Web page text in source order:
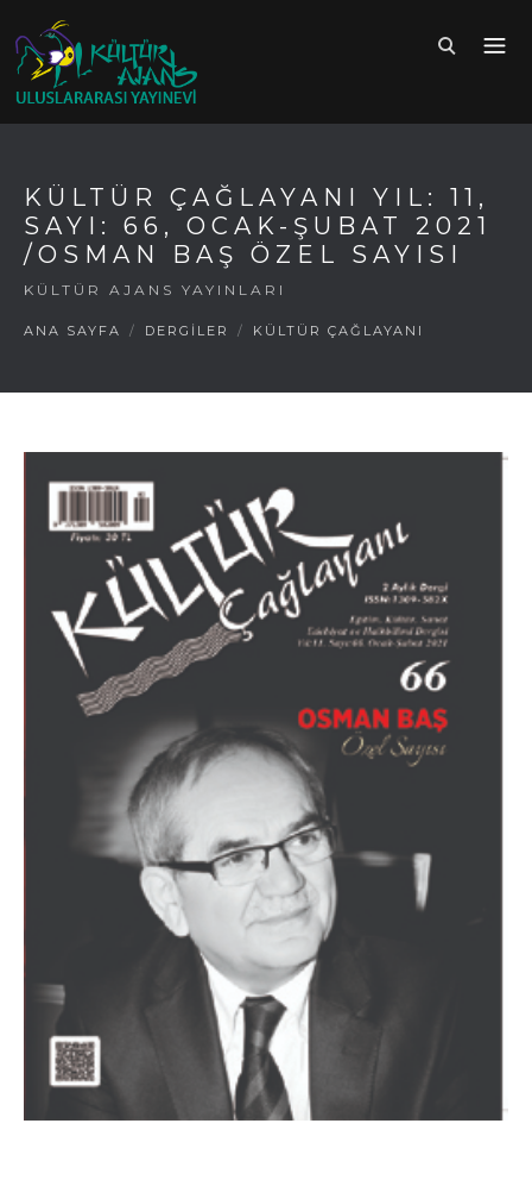
KÜLTÜR ÇAĞLAYANI YIL: 11,
SAYI: 66, OCAK-ŞUBAT 2021
/OSMAN BAŞ ÖZEL SAYISI
KÜLTÜR AJANS YAYINLARI
ANA SAYFA / DERGİLER / KÜLTÜR ÇAĞLAYANI